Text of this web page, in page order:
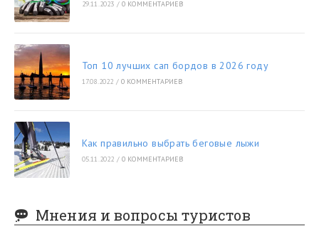
29.11.2023 / 0 КОММЕНТАРИЕВ
Топ 10 лучших сап бордов в 2026 году
17.08.2022 / 0 КОММЕНТАРИЕВ
Как правильно выбрать беговые лыжи
05.11.2022 / 0 КОММЕНТАРИЕВ
Мнения и вопросы туристов